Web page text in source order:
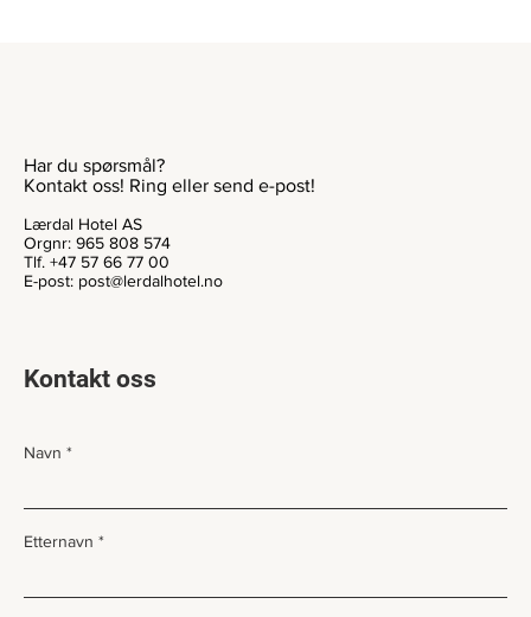
Vi bryr oss om miljøet. Ta gjerne en titt på hvilke
tiltak vi gjør for å redusere vår påvirkning på
med å nå våre bærekraftsmål.
Har du spørsmål?
Kontakt oss! Ring eller send e-post!
Lærdal Hotel AS
Orgnr: 965 808 574
Tlf. +47 57 66 77 00
E-post: post@lerdalhotel.no
Kontakt oss
Navn
Etternavn